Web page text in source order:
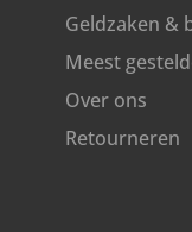
Geldzaken &
Meest
Over ons
Retourneren